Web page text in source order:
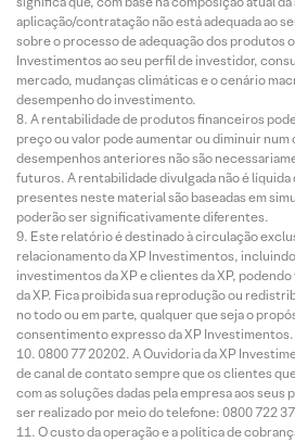
aplicação/contratação não está adequada ao
sobre o processo de adequação dos produtos
Investimentos ao seu perfil de investidor,
mercado, mudanças climáticas e o cenário
desempenho do investimento.
A rentabilidade de produtos financeiros
preço ou valor pode aumentar ou diminuir
desempenhos anteriores não são
futuros. A rentabilidade divulgada não é
presentes neste material são baseadas em
poderão ser significativamente diferentes.
Este relatório é destinado à circulação
relacionamento da XP Investimentos,
investimentos da XP e clientes da XP,
da XP. Fica proibida sua reprodução ou
no todo ou em parte, qualquer que seja o
consentimento expresso da XP Investimentos.
0800 77 20202. A Ouvidoria da XP
de canal de contato sempre que os clientes
com as soluções dadas pela empresa aos
ser realizado por meio do telefone: 0800 722
O custo da operação e a política de